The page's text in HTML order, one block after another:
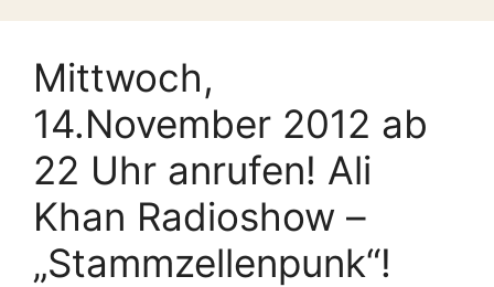
Mittwoch,
14.November 2012 ab
22 Uhr anrufen! Ali
Khan Radioshow –
„Stammzellenpunk“!